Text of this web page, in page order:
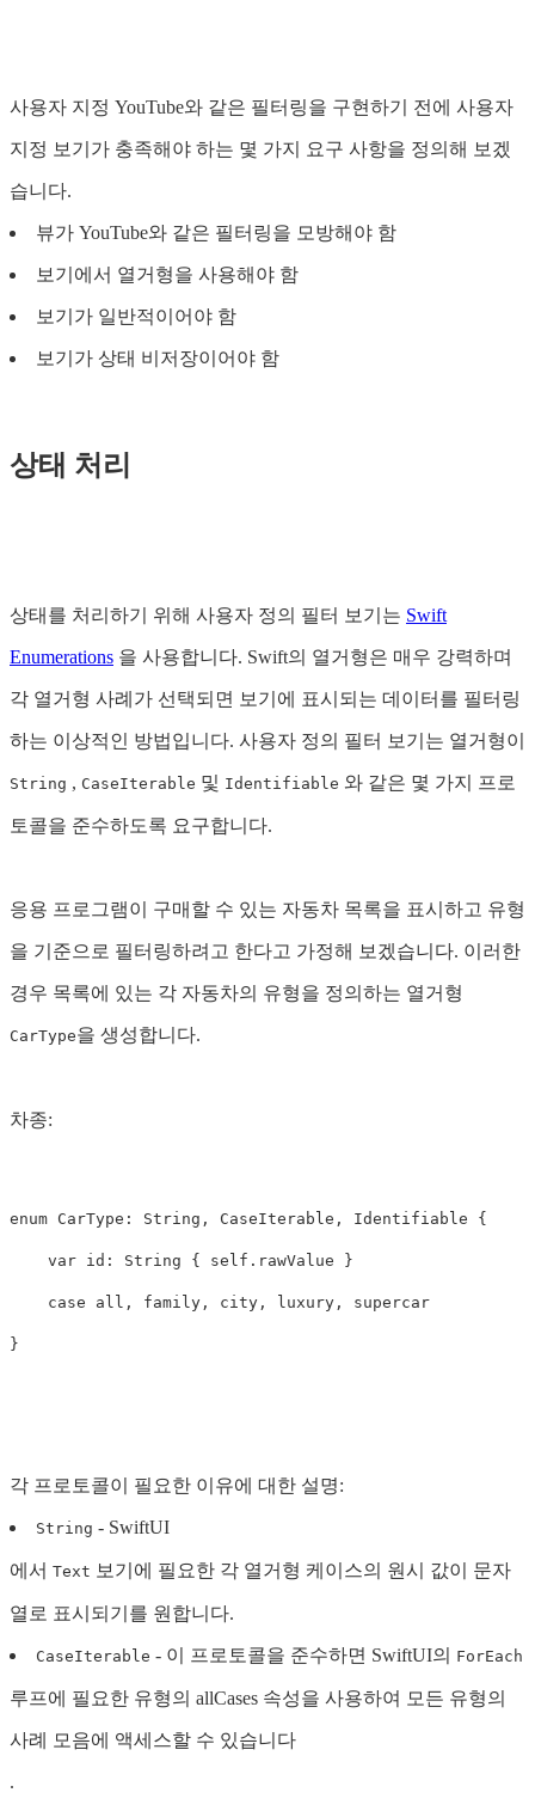
사용자 지정 YouTube와 같은 필터링을 구현하기 전에 사용자
지정 보기가 충족해야 하는 몇 가지 요구 사항을 정의해 보겠
습니다.
뷰가 YouTube와 같은 필터링을 모방해야 함
보기에서 열거형을 사용해야 함
보기가 일반적이어야 함
보기가 상태 비저장이어야 함
상태 처리
상태를 처리하기 위해 사용자 정의 필터 보기는 Swift
Enumerations 을 사용합니다. Swift의 열거형은 매우 강력하며
각 열거형 사례가 선택되면 보기에 표시되는 데이터를 필터링
하는 이상적인 방법입니다. 사용자 정의 필터 보기는 열거형이
String , CaseIterable 및 Identifiable 와 같은 몇 가지 프로
토콜을 준수하도록 요구합니다.
응용 프로그램이 구매할 수 있는 자동차 목록을 표시하고 유형
을 기준으로 필터링하려고 한다고 가정해 보겠습니다. 이러한
경우 목록에 있는 각 자동차의 유형을 정의하는 열거형
CarType을 생성합니다.
차종:
enum CarType : String , CaseIterable , Identifiable {
var id : String { self . rawValue }
case all , family , city , luxury , supercar
}
각 프로토콜이 필요한 이유에 대한 설명:
String - SwiftUI
에서 Text 보기에 필요한 각 열거형 케이스의 원시 값이 문자
열로 표시되기를 원합니다.
CaseIterable - 이 프로토콜을 준수하면 SwiftUI의 ForEach
루프에 필요한 유형의 allCases 속성을 사용하여 모든 유형의
사례 모음에 액세스할 수 있습니다
.